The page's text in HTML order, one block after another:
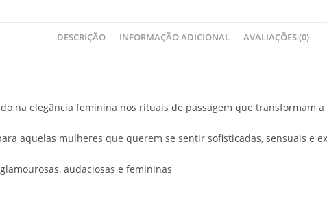
DESCRIÇÃO INFORMAÇÃO ADICIONAL AVALIAÇÕES (0)
na elegância feminina nos rituais de passagem que transformam
aquelas mulheres que querem se sentir sofisticadas, sensuais e
audaciosas e femininas